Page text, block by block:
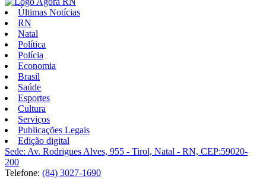
Últimas Notícias
RN
Natal
Política
Polícia
Economia
Brasil
Saúde
Esportes
Cultura
Serviços
Publicações Legais
Edição digital
Sede: Av. Rodrigues Alves, 955 - Tirol, Natal - RN, CEP:59020-
200
Telefone: (84) 3027-1690